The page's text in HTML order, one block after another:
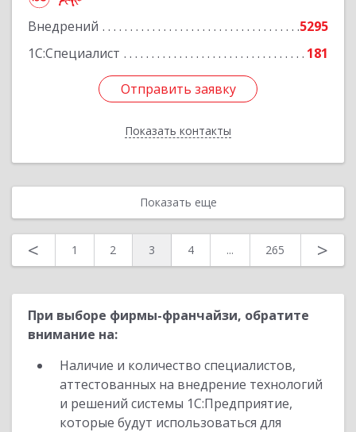
Внедрений
5295
1С:Специалист
181
Отправить заявку
Показать контакты
Подробнее
Отправить заявку
Назад
Показать еще
< 1 2 3 4 ... 265 >
При выборе фирмы-франчайзи, обратите
внимание на:
Наличие и количество специалистов,
аттестованных на внедрение технологий
и решений системы 1С:Предприятие,
которые будут использоваться для